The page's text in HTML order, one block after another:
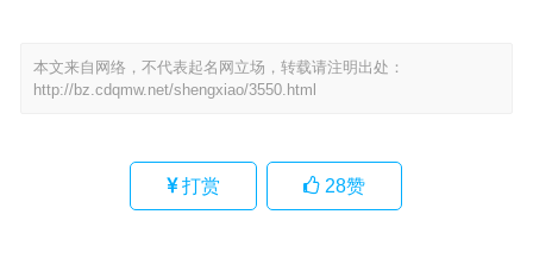
本文来自网络，不代表起名网立场，转载请注明出处：
http://bz.cdqmw.net/shengxiao/3550.html
打赏 28赞